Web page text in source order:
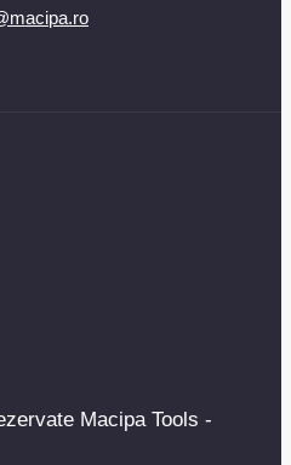
Macipa Tools -